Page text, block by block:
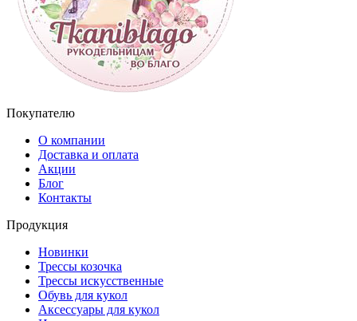
Покупателю
О компании
Доставка и оплата
Акции
Блог
Контакты
Продукция
Новинки
Трессы козочка
Трессы искусственные
Обувь для кукол
Аксессуары для кукол